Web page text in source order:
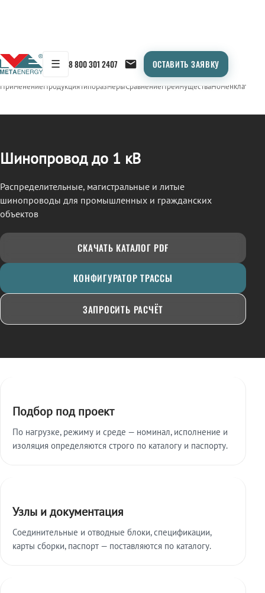
☰ 8 800 301 2407 ОСТАВИТЬ ЗАЯВКУ
← Продукция/ШИНОПРОВОД
ПрименениеПродукцияТипоразмерыСравнениеПреимуществаНоменклатура
Шинопровод до 1 кВ
Распределительные, магистральные и литые
шинопроводы для промышленных и гражданских
объектов
СКАЧАТЬ КАТАЛОГ PDF
КОНФИГУРАТОР ТРАССЫ
ЗАПРОСИТЬ РАСЧЁТ
Подбор под проект
По нагрузке, режиму и среде — номинал, исполнение и
изоляция определяются строго по каталогу и паспорту.
Узлы и документация
Соединительные и отводные блоки, спецификации,
карты сборки, паспорт — поставляются по каталогу.